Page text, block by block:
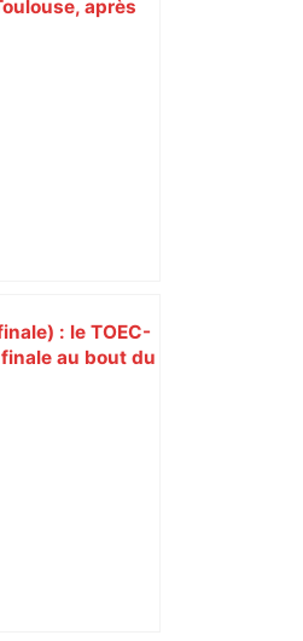
après
: le TOEC-
au bout du